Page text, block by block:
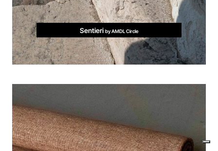
Sentieri by AMDL Circle